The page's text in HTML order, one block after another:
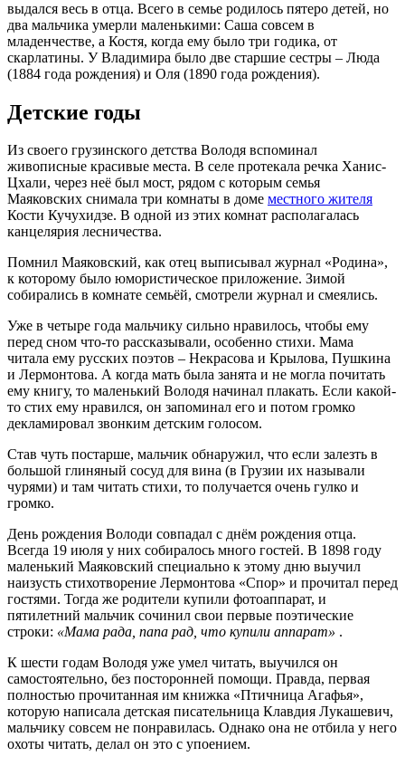
выдался весь в отца. Всего в семье родилось пятеро детей, но
два мальчика умерли маленькими: Саша совсем в
младенчестве, а Костя, когда ему было три годика, от
скарлатины. У Владимира было две старшие сестры – Люда
(1884 года рождения) и Оля (1890 года рождения).
Детские годы
Из своего грузинского детства Володя вспоминал
живописные красивые места. В селе протекала речка Ханис-
Цхали, через неё был мост, рядом с которым семья
Маяковских снимала три комнаты в доме местного жителя
Кости Кучухидзе. В одной из этих комнат располагалась
канцелярия лесничества.
Помнил Маяковский, как отец выписывал журнал «Родина»,
к которому было юмористическое приложение. Зимой
собирались в комнате семьёй, смотрели журнал и смеялись.
Уже в четыре года мальчику сильно нравилось, чтобы ему
перед сном что-то рассказывали, особенно стихи. Мама
читала ему русских поэтов – Некрасова и Крылова, Пушкина
и Лермонтова. А когда мать была занята и не могла почитать
ему книгу, то маленький Володя начинал плакать. Если какой-
то стих ему нравился, он запоминал его и потом громко
декламировал звонким детским голосом.
Став чуть постарше, мальчик обнаружил, что если залезть в
большой глиняный сосуд для вина (в Грузии их называли
чурями) и там читать стихи, то получается очень гулко и
громко.
День рождения Володи совпадал с днём рождения отца.
Всегда 19 июля у них собиралось много гостей. В 1898 году
маленький Маяковский специально к этому дню выучил
наизусть стихотворение Лермонтова «Спор» и прочитал перед
гостями. Тогда же родители купили фотоаппарат, и
пятилетний мальчик сочинил свои первые поэтические
строки: «Мама рада, папа рад, что купили аппарат» .
К шести годам Володя уже умел читать, выучился он
самостоятельно, без посторонней помощи. Правда, первая
полностью прочитанная им книжка «Птичница Агафья»,
которую написала детская писательница Клавдия Лукашевич,
мальчику совсем не понравилась. Однако она не отбила у него
охоты читать, делал он это с упоением.